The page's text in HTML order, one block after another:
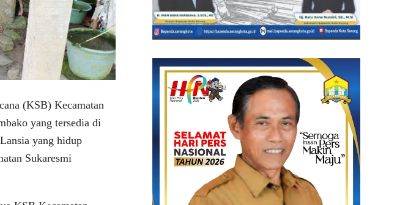
(KSB) Kecamatan
yang tersedia di
yang hidup
Sukaresmi